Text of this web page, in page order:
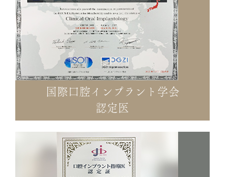
国際口腔インプラント学会
認定医